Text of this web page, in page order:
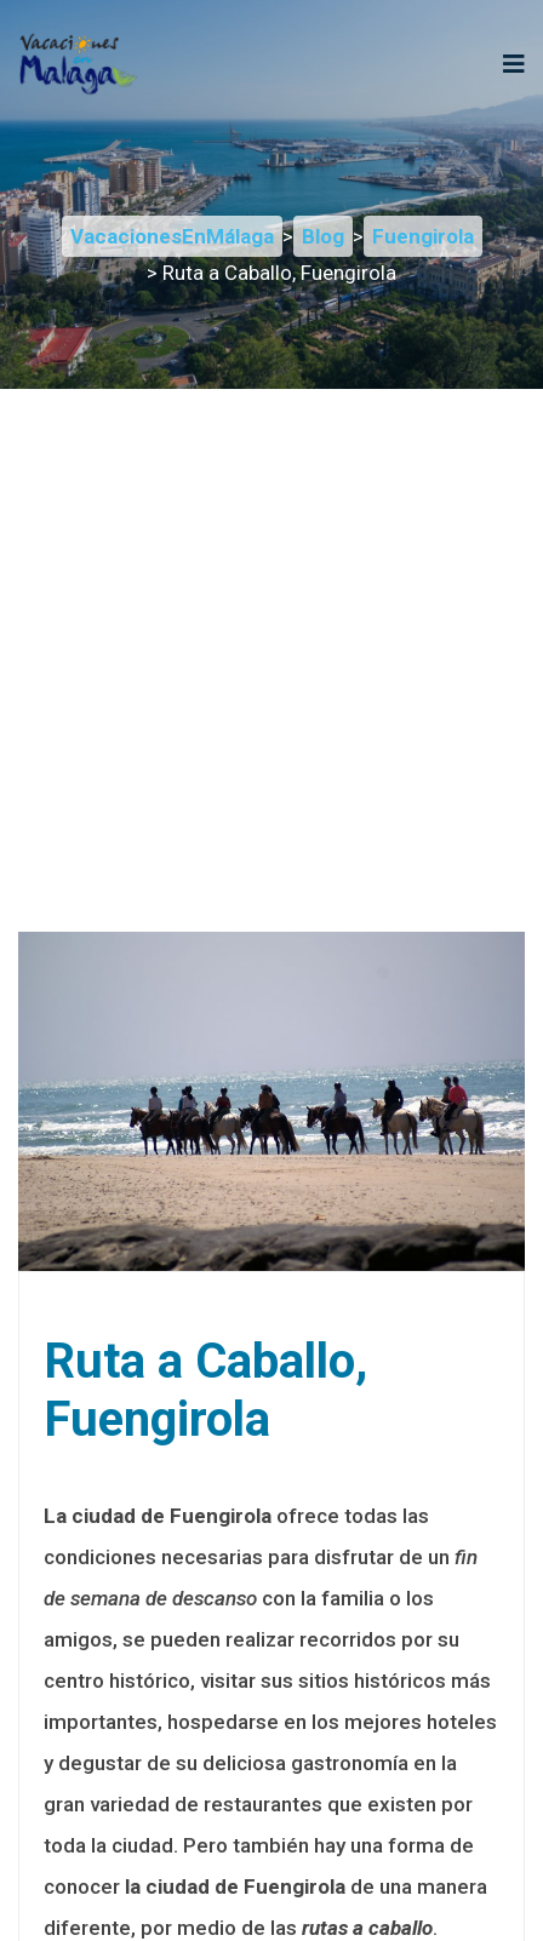
VacacionesEnMálaga > Blog > Fuengirola
> Ruta a Caballo, Fuengirola
Ruta a Caballo,
Fuengirola
La ciudad de Fuengirola ofrece todas las
condiciones necesarias para disfrutar de un fin
de semana de descanso con la familia o los
amigos, se pueden realizar recorridos por su
centro histórico, visitar sus sitios históricos más
importantes, hospedarse en los mejores hoteles
y degustar de su deliciosa gastronomía en la
gran variedad de restaurantes que existen por
toda la ciudad. Pero también hay una forma de
conocer la ciudad de Fuengirola de una manera
diferente, por medio de las rutas a caballo.